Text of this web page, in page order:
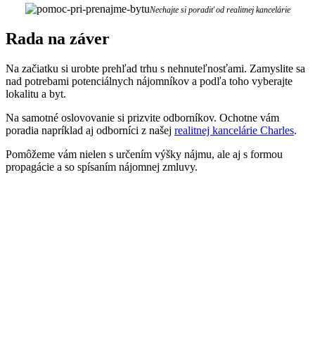
Nechajte si poradiť od realitnej kancelárie
Rada na záver
Na začiatku si urobte prehľad trhu s nehnuteľnosťami. Zamyslite sa
nad potrebami potenciálnych nájomníkov a podľa toho vyberajte
lokalitu a byt.
Na samotné oslovovanie si prizvite odborníkov. Ochotne vám
poradia napríklad aj odborníci z našej realitnej kancelárie Charles.
Pomôžeme vám nielen s určením výšky nájmu, ale aj s formou
propagácie a so spísaním nájomnej zmluvy.